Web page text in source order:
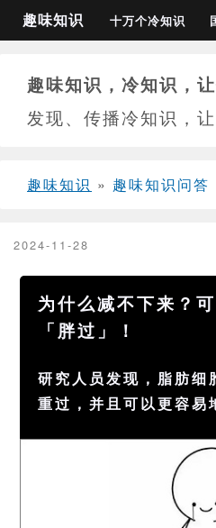
趣味知识 十万个冷知识
趣味知识，冷知识，
发现、传播冷知识，
趣味知识 » 趣味知识问答
2024-11-28
为什么减不下来？
「胖过」！
研究人员发现，脂肪细
重过，并且可以更容易